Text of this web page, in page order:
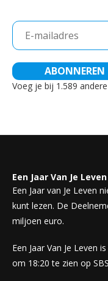
E-
mailadres
ABONNEREN
Voeg je bij 1.589
Een Jaar Van Je
Een Jaar van Je Leven
kunt lezen. De
miljoen euro.
Een Jaar Van Je Leven
om 18:20 te zien op